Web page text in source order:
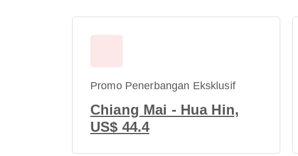
Promo Penerbangan Eksklusif
Chiang Mai - Hua Hin,
US$ 44.4